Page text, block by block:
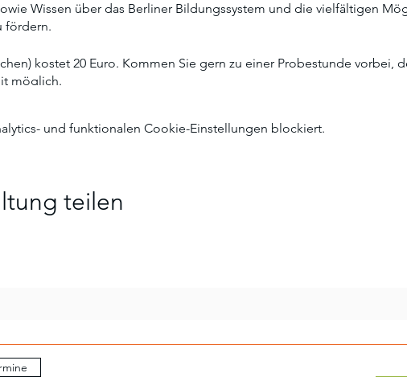
Wissen über das Berliner Bildungssystem und die vielfältigen
fördern.
kostet 20 Euro. Kommen Sie gern zu einer Probestunde vorbei,
möglich.
as knowledge about the Berlin education system and the many
7 weeks) costs 20 euros, please just come along for a trial lesson.
und funktionalen Cookie-Einstellungen blockiert.
teilen